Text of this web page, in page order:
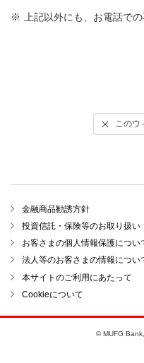
上記以外にも、お電話で
このウ
金融商品勧誘方針
投資信託・保険等のお取り扱い
お客さまの個人情報保護につい
法人等のお客さまの情報につい
本サイトのご利用にあたって
Cookieについて
© MUFG